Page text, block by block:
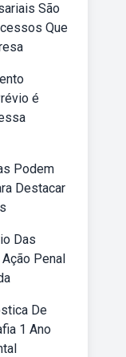
São
Que
é
Podem
Destacar
Das
Penal
De
1 Ano